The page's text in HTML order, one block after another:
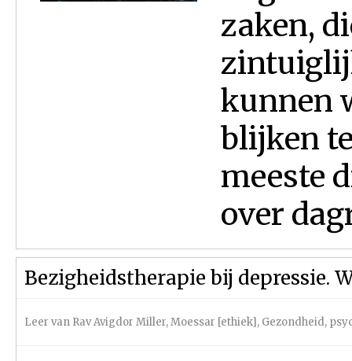
zaken,
kunnen
blijken
meeste
over
Bezigheidstherapie bij depressie.
Leer van Rav Avigdor Miller,Moessar [ethiek], Gezondheid,